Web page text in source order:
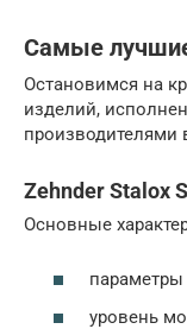
Самые
Остановимся на
изделий,
производителями
Zehnder Stalox
Основные
параметры
уровень